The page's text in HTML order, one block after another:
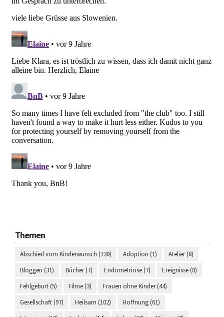
Themen
Abschied vom Kinderwunsch (130) Adoption (1)
Atelier (8)
Bloggen (31)
Bücher (7) Endometriose (7)
Ereignisse (8)
Fehlgeburt (5)
Filme (3)
Frauen ohne Kinder (44)
Gesellschaft (97)
Heilsam (102)
Hoffnung (61)